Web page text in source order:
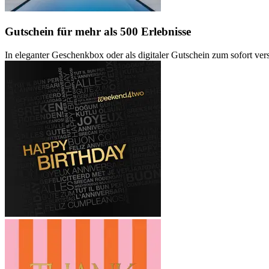
Gutschein für mehr als 500 Erlebnisse
In eleganter Geschenkbox oder als digitaler Gutschein zum sofort